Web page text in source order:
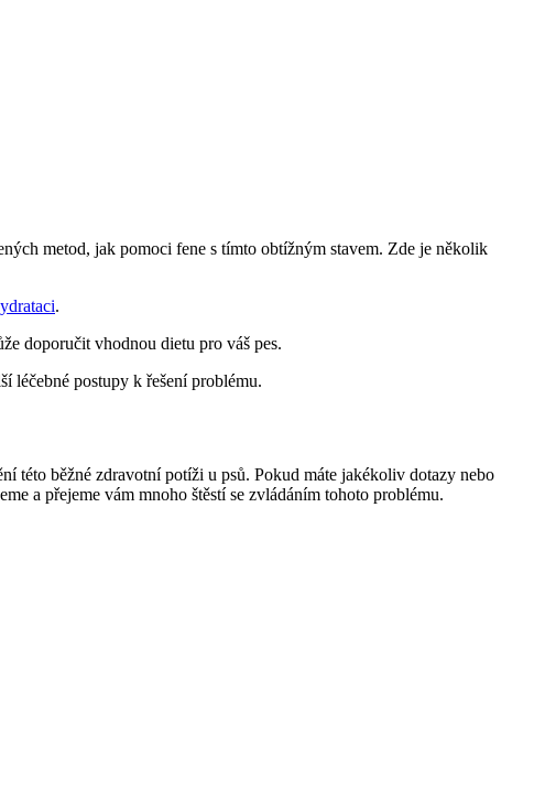
metod, jak pomoci fene s tímto obtížným stavem. Zde je několik
.
doporučit vhodnou dietu pro váš pes.
léčebné postupy k řešení problému.
této běžné zdravotní potíži u psů. Pokud máte jakékoliv dotazy nebo
a přejeme vám mnoho štěstí se zvládáním tohoto problému.